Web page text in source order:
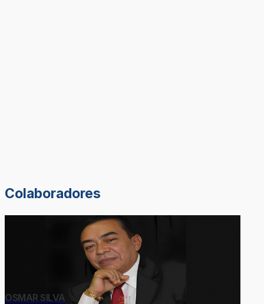
Colaboradores
OSMAR SILVA